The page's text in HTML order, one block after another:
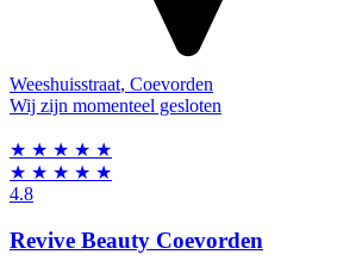
Weeshuisstraat, Coevorden
Wij zijn momenteel gesloten
★ ★ ★ ★ ★
★ ★ ★ ★ ★
4.8
Revive Beauty Coevorden